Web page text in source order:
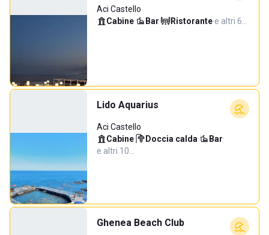
Aci Castello
Cabine· Bar· Ristorante·e altri 6…
Lido Aquarius
Aci Castello
Cabine· Doccia calda· Bar·
e altri 10…
Ghenea Beach Club